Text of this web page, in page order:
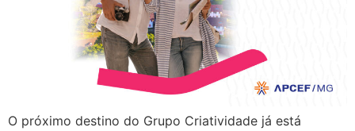
O próximo destino do Grupo Criatividade já está